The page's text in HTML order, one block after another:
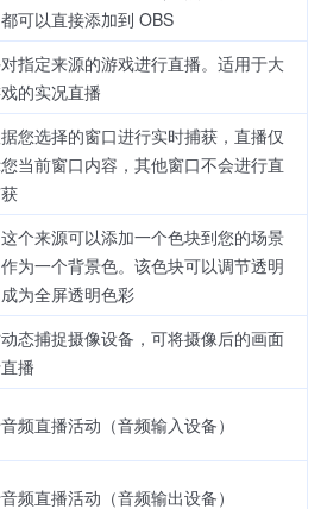
可以直接添加到 OBS
指定来源的游戏进行直播。适用于大
的实况直播
您选择的窗口进行实时捕获，直播仅
当前窗口内容，其他窗口不会进行直
个来源可以添加一个色块到您的场景
为一个背景色。该色块可以调节透明
为全屏透明色彩
态捕捉摄像设备，可将摄像后的画面
播
频直播活动（音频输入设备）
频直播活动（音频输出设备）